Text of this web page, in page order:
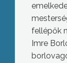
fellépők
Imre